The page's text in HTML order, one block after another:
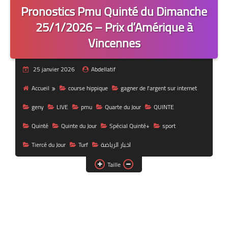
Pronostics Pmu Quinté du Dimanche
25/1/2026 – Prix d’Amérique à
Vincennes
25 janvier 2026
Abdellatif
Accueil
course hippique
gagner de l'argent sur internet
geny
LIVE pmu Quarte du Jour
QUINTE
Quinté
Quinte du Jour Spécial Quinté+
sport
Tiercé du Jour
Turf
اخبار الرياضة
Taille